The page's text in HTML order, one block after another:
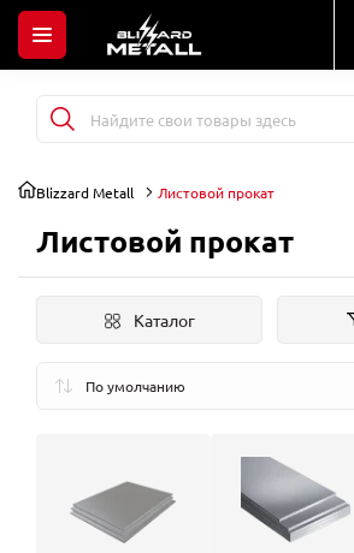
Blizzard Metall Листовой прокат
Листовой прокат
Каталог